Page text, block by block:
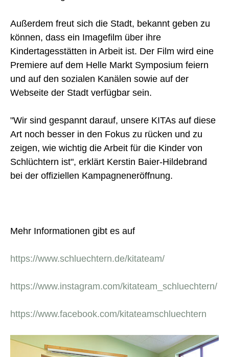
Außerdem freut sich die Stadt, bekannt geben zu
können, dass ein Imagefilm über ihre
Kindertagesstätten in Arbeit ist. Der Film wird eine
Premiere auf dem Helle Markt Symposium feiern
und auf den sozialen Kanälen sowie auf der
Webseite der Stadt verfügbar sein.
"Wir sind gespannt darauf, unsere KITAs auf diese
Art noch besser in den Fokus zu rücken und zu
zeigen, wie wichtig die Arbeit für die Kinder von
Schlüchtern ist", erklärt Kerstin Baier-Hildebrand
bei der offiziellen Kampagneneröffnung.
Mehr Informationen gibt es auf
https://www.schluechtern.de/kitateam/
https://www.instagram.com/kitateam_schluechtern/
https://www.facebook.com/kitateamschluechtern